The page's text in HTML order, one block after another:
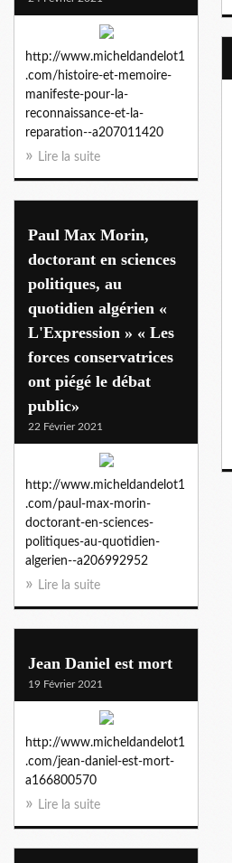
http://www.micheldandelot1
.com/histoire-et-memoire-
manifeste-pour-la-
reconnaissance-et-la-
reparation--a207011420
Lire la suite
Paul Max Morin,
doctorant en sciences
politiques, au
quotidien algérien «
L'Expression » « Les
forces conservatrices
ont piégé le débat
public»
22 Février 2021
http://www.micheldandelot1
.com/paul-max-morin-
doctorant-en-sciences-
politiques-au-quotidien-
algerien--a206992952
Lire la suite
Jean Daniel est mort
19 Février 2021
http://www.micheldandelot1
.com/jean-daniel-est-mort-
a166800570
Lire la suite